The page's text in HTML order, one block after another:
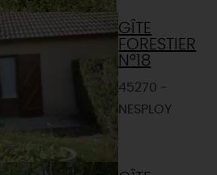
GÎTE
FORESTIER
N°18
45270 -
NESPLOY